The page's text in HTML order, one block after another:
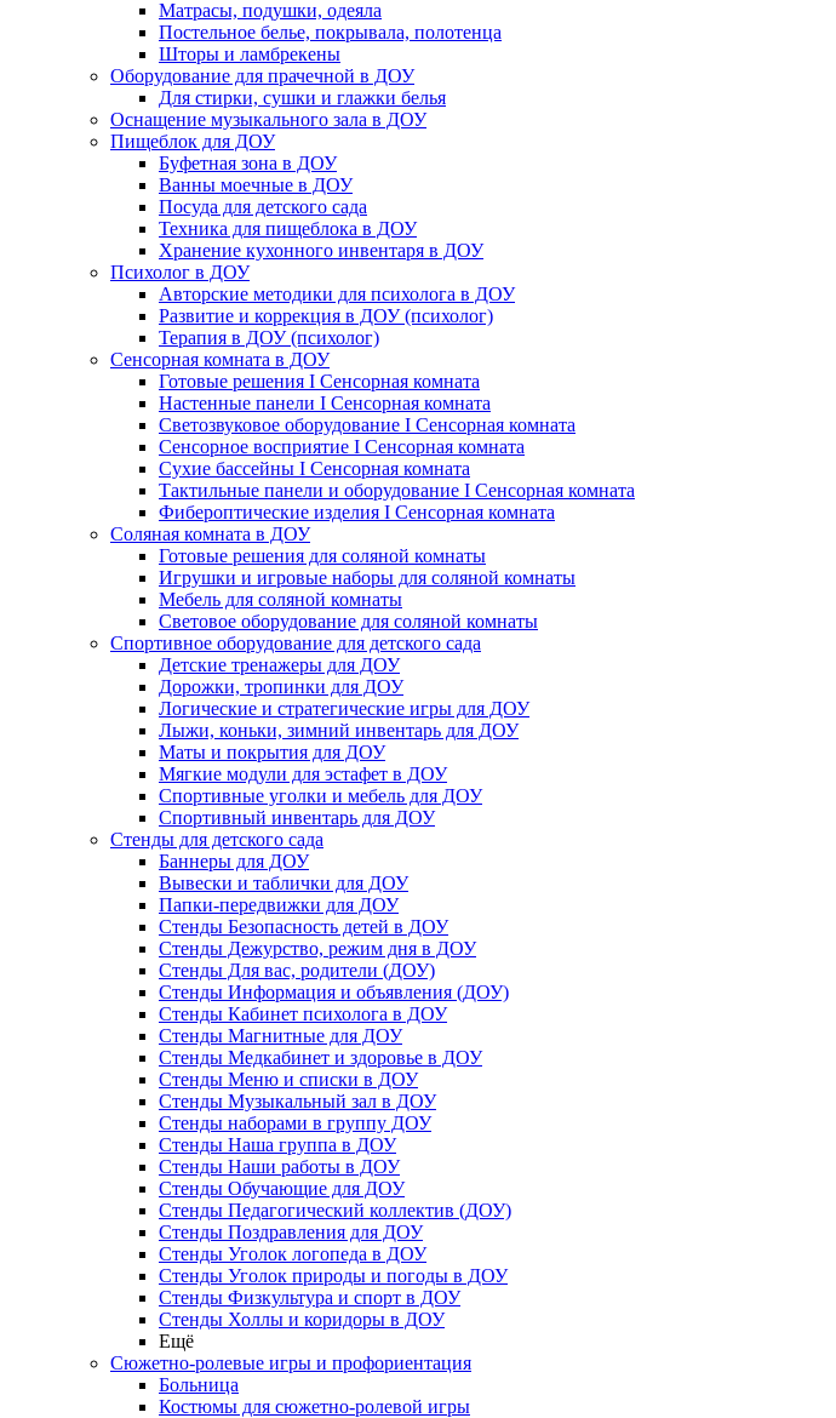
Матрасы, подушки, одеяла
Постельное белье, покрывала, полотенца
Шторы и ламбрекены
Оборудование для прачечной в ДОУ
Для стирки, сушки и глажки белья
Оснащение музыкального зала в ДОУ
Пищеблок для ДОУ
Буфетная зона в ДОУ
Ванны моечные в ДОУ
Посуда для детского сада
Техника для пищеблока в ДОУ
Хранение кухонного инвентаря в ДОУ
Психолог в ДОУ
Авторские методики для психолога в ДОУ
Развитие и коррекция в ДОУ (психолог)
Терапия в ДОУ (психолог)
Сенсорная комната в ДОУ
Готовые решения I Сенсорная комната
Настенные панели I Сенсорная комната
Светозвуковое оборудование I Сенсорная комната
Сенсорное восприятие I Сенсорная комната
Сухие бассейны I Сенсорная комната
Тактильные панели и оборудование I Сенсорная комната
Фибероптические изделия I Сенсорная комната
Соляная комната в ДОУ
Готовые решения для соляной комнаты
Игрушки и игровые наборы для соляной комнаты
Мебель для соляной комнаты
Световое оборудование для соляной комнаты
Спортивное оборудование для детского сада
Детские тренажеры для ДОУ
Дорожки, тропинки для ДОУ
Логические и стратегические игры для ДОУ
Лыжи, коньки, зимний инвентарь для ДОУ
Маты и покрытия для ДОУ
Мягкие модули для эстафет в ДОУ
Спортивные уголки и мебель для ДОУ
Спортивный инвентарь для ДОУ
Стенды для детского сада
Баннеры для ДОУ
Вывески и таблички для ДОУ
Папки-передвижки для ДОУ
Стенды Безопасность детей в ДОУ
Стенды Дежурство, режим дня в ДОУ
Стенды Для вас, родители (ДОУ)
Стенды Информация и объявления (ДОУ)
Стенды Кабинет психолога в ДОУ
Стенды Магнитные для ДОУ
Стенды Медкабинет и здоровье в ДОУ
Стенды Меню и списки в ДОУ
Стенды Музыкальный зал в ДОУ
Стенды наборами в группу ДОУ
Стенды Наша группа в ДОУ
Стенды Наши работы в ДОУ
Стенды Обучающие для ДОУ
Стенды Педагогический коллектив (ДОУ)
Стенды Поздравления для ДОУ
Стенды Уголок логопеда в ДОУ
Стенды Уголок природы и погоды в ДОУ
Стенды Физкультура и спорт в ДОУ
Стенды Холлы и коридоры в ДОУ
Ещё
Сюжетно-ролевые игры и профориентация
Больница
Костюмы для сюжетно-ролевой игры